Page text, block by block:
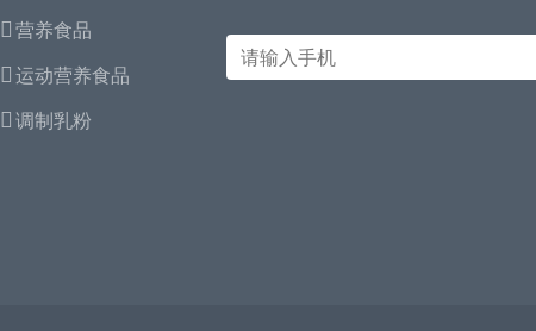
营养食品
运动营养食品
调制乳粉